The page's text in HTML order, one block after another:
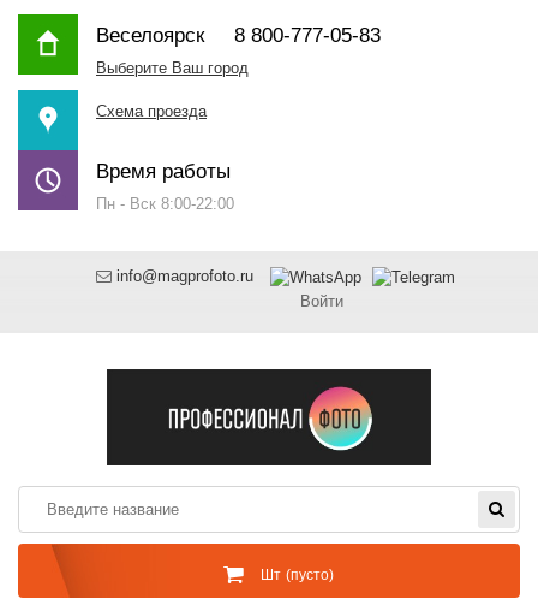
Веселоярск8 800-777-05-83
Выберите Ваш город
Схема проезда
Время работы
Пн - Вск 8:00-22:00
info@magprofoto.ru
Войти
Шт (пусто)